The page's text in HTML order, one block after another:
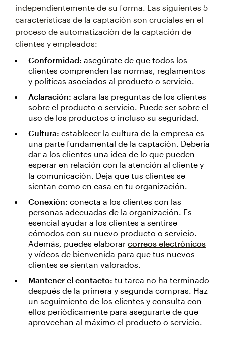
independientemente de su forma. Las siguientes 5
características de la captación son cruciales en el
proceso de automatización de la captación de
clientes y empleados:
Conformidad: asegúrate de que todos los
clientes comprenden las normas, reglamentos
y políticas asociados al producto o servicio.
Aclaración: aclara las preguntas de los clientes
sobre el producto o servicio. Puede ser sobre el
uso de los productos o incluso su seguridad.
Cultura: establecer la cultura de la empresa es
una parte fundamental de la captación. Debería
dar a los clientes una idea de lo que pueden
esperar en relación con la atención al cliente y
la comunicación. Deja que tus clientes se
sientan como en casa en tu organización.
Conexión: conecta a los clientes con las
personas adecuadas de la organización. Es
esencial ayudar a los clientes a sentirse
cómodos con su nuevo producto o servicio.
Además, puedes elaborar correos electrónicos
y vídeos de bienvenida para que tus nuevos
clientes se sientan valorados.
Mantener el contacto: tu tarea no ha terminado
después de la primera y segunda compras. Haz
un seguimiento de los clientes y consulta con
ellos periódicamente para asegurarte de que
aprovechan al máximo el producto o servicio.